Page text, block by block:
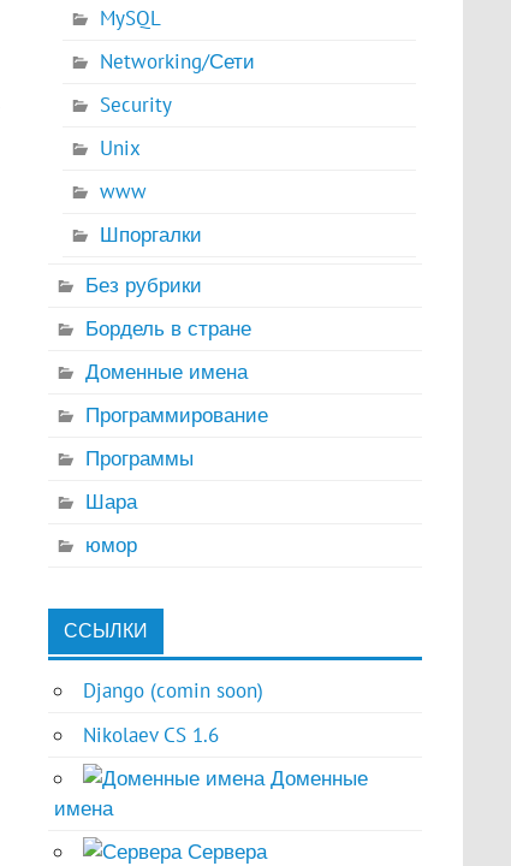
MySQL
Networking/Сети
Security
Unix
www
Шпоргалки
Без рубрики
Бордель в стране
Доменные имена
Программирование
Программы
Шара
юмор
ССЫЛКИ
Django (comin soon)
Nikolaev CS 1.6
Доменные
имена
Сервера